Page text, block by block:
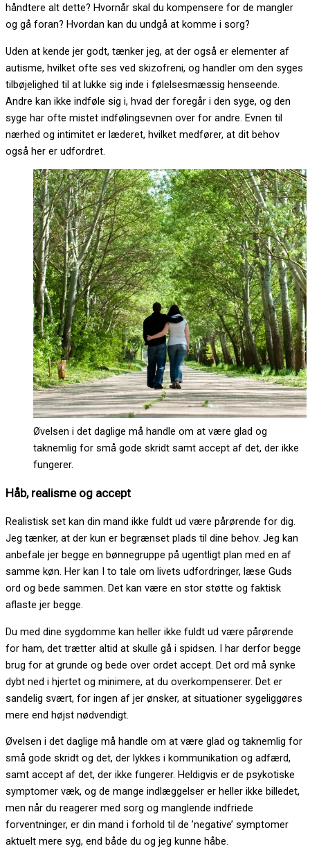
håndtere alt dette? Hvornår skal du kompensere for de mangler
og gå foran? Hvordan kan du undgå at komme i sorg?
Uden at kende jer godt, tænker jeg, at der også er elementer af
autisme, hvilket ofte ses ved skizofreni, og handler om den syges
tilbøjelighed til at lukke sig inde i følelsesmæssig henseende.
Andre kan ikke indføle sig i, hvad der foregår i den syge, og den
syge har ofte mistet indfølingsevnen over for andre. Evnen til
nærhed og intimitet er læderet, hvilket medfører, at dit behov
også her er udfordret.
Øvelsen i det daglige må handle om at være glad og
taknemlig for små gode skridt samt accept af det, der ikke
fungerer.
Håb, realisme og accept
Realistisk set kan din mand ikke fuldt ud være pårørende for dig.
Jeg tænker, at der kun er begrænset plads til dine behov. Jeg kan
anbefale jer begge en bønnegruppe på ugentligt plan med en af
samme køn. Her kan I to tale om livets udfordringer, læse Guds
ord og bede sammen. Det kan være en stor støtte og faktisk
aflaste jer begge.
Du med dine sygdomme kan heller ikke fuldt ud være pårørende
for ham, det trætter altid at skulle gå i spidsen. I har derfor begge
brug for at grunde og bede over ordet accept. Det ord må synke
dybt ned i hjertet og minimere, at du overkompenserer. Det er
sandelig svært, for ingen af jer ønsker, at situationer sygeliggøres
mere end højst nødvendigt.
Øvelsen i det daglige må handle om at være glad og taknemlig for
små gode skridt og det, der lykkes i kommunikation og adfærd,
samt accept af det, der ikke fungerer. Heldigvis er de psykotiske
symptomer væk, og de mange indlæggelser er heller ikke billedet,
men når du reagerer med sorg og manglende indfriede
forventninger, er din mand i forhold til de ’negative’ symptomer
aktuelt mere syg, end både du og jeg kunne håbe.